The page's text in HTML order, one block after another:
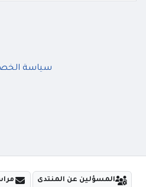
سياسة
المسؤلين عن المنتدى